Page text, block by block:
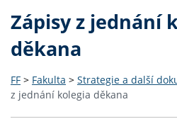
Zápisy z jednání
děkana
FF > Fakulta > Strategie a další
z jednání kolegia děkana